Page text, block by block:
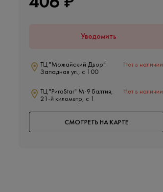
Уведомить
ТЦ "Можайский Двор"
Западная ул., с 100
Нет в наличии
ТЦ "РигаStar" М-9 Балтия,
21-й километр, с 1
Нет в наличии
СМОТРЕТЬ НА КАРТЕ